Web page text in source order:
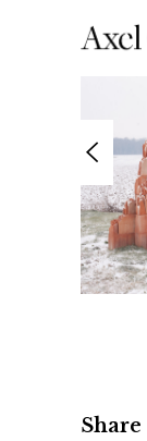
Share